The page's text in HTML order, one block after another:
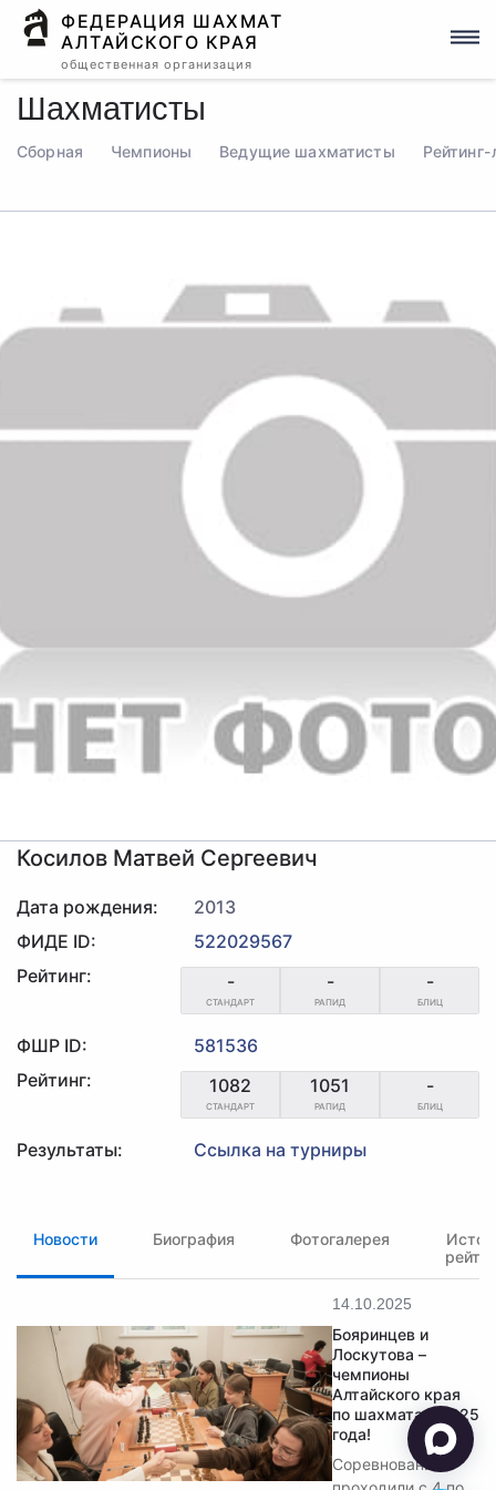
ФЕДЕРАЦИЯ ШАХМАТ
АЛТАЙСКОГО КРАЯ
общественная организация
Шахматисты
Сборная Чемпионы Ведущие шахматисты Рейтинг-
Косилов Матвей Сергеевич
Дата рождения:
2013
ФИДЕ ID:
522029567
Рейтинг:
-
СТАНДАРТ
-
РАПИД
-
БЛИЦ
ФШР ID:
581536
Рейтинг:
1082
СТАНДАРТ
1051
РАПИД
-
БЛИЦ
Результаты: Ссылка на турниры
Новости Биография Фотогалерея
14.10.2025
Бояринцев и
Лоскутова –
чемпионы
Алтайского края
по шахматам 2025
года!
Соревнования